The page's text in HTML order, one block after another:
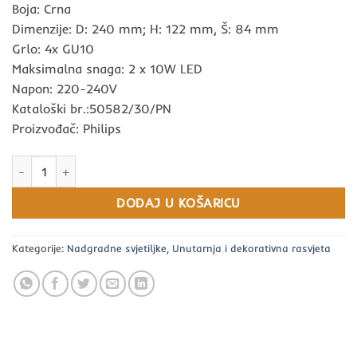
Boja: Crna
Dimenzije: D: 240 mm; H: 122 mm, Š: 84 mm
Grlo: 4x GU10
Maksimalna snaga: 2 x 10W LED
Napon: 220-240V
Kataloški br.:50582/30/PN
Proizvođač: Philips
DODAJ U KOŠARICU
Kategorije: Nadgradne svjetiljke, Unutarnja i dekorativna rasvjeta